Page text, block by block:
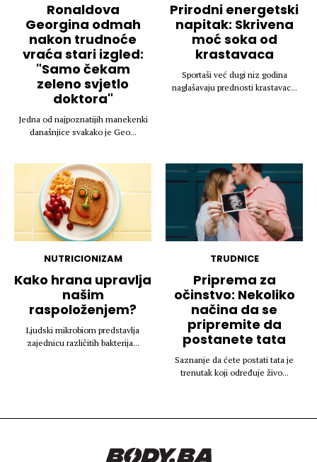
Ronaldova
Georgina odmah
nakon trudnoće
vraća stari izgled:
"Samo čekam
zeleno svjetlo
doktora"
Jedna od najpoznatijih manekenki
današnjice svakako je Geo...
Prirodni energetski
napitak: Skrivena
moć soka od
krastavaca
Sportaši već dugi niz godina
naglašavaju prednosti krastavac...
NUTRICIONIZAM
Kako hrana upravlja
našim
raspoloženjem?
Ljudski mikrobiom predstavlja
zajednicu različitih bakterija...
TRUDNICE
Priprema za
očinstvo: Nekoliko
načina da se
pripremite da
postanete tata
Saznanje da ćete postati tata je
trenutak koji određuje živo...